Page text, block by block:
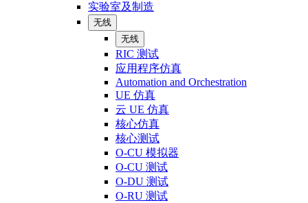
实验室及制造
无线
无线
RIC 测试
应用程序仿真
Automation and Orchestration
UE 仿真
云 UE 仿真
核心仿真
核心测试
O-CU 模拟器
O-CU 测试
O-DU 测试
O-RU 测试